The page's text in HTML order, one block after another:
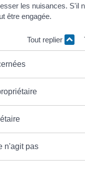
les nuisances. S'il
être engagée.
Tout replier
n'agit pas